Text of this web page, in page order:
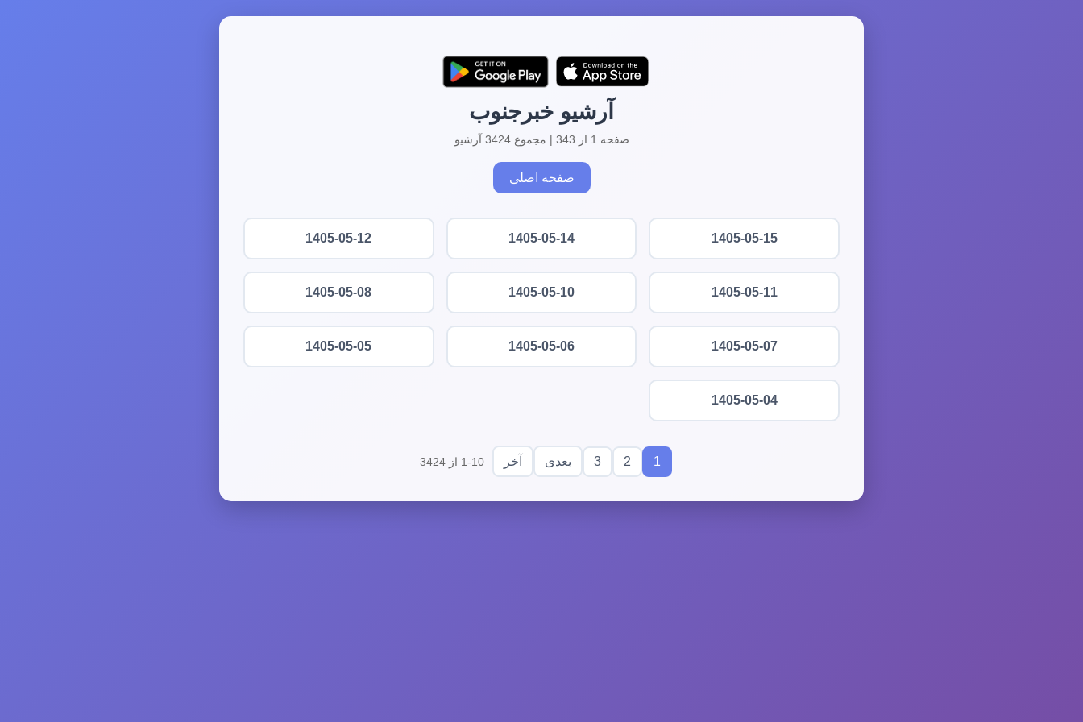
آرشیو خبرجنوب
صفحه 1 از 343 | مجموع 3424 آرشیو
صفحه اصلی
1405-05-15
1405-05-14
1405-05-12
1405-05-11
1405-05-10
1405-05-08
1405-05-07
1405-05-06
1405-05-05
1405-05-04
1
2
3 بعدی آخر 1-10 از 3424